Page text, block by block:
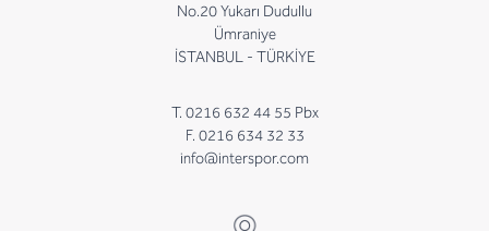
No.20 Yukarı Dudullu
Ümraniye
İSTANBUL - TÜRKİYE
T. 0216 632 44 55 Pbx
F. 0216 634 32 33
info@interspor.com